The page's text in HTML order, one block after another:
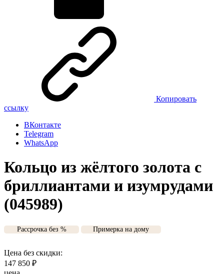
Копировать
ссылку
ВКонтакте
Telegram
WhatsApp
Кольцо из жёлтого золота с
бриллиантами и изумрудами
(045989)
Рассрочка без % Примерка на дому
Цена без скидки:
147 850 ₽